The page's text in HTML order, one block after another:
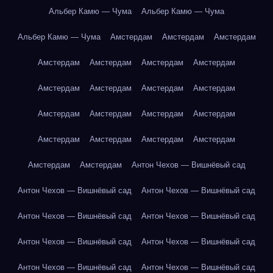
Альбер Камю — Чума Альбер Камю — Чума
Альбер Камю — Чума Амстердам Амстердам Амстердам
Амстердам Амстердам Амстердам Амстердам
Амстердам Амстердам Амстердам Амстердам
Амстердам Амстердам Амстердам Амстердам
Амстердам Амстердам Амстердам Амстердам
Амстердам Амстердам Антон Чехов — Вишнёвый сад
Антон Чехов — Вишнёвый сад Антон Чехов — Вишнёвый сад
Антон Чехов — Вишнёвый сад Антон Чехов — Вишнёвый сад
Антон Чехов — Вишнёвый сад Антон Чехов — Вишнёвый сад
Антон Чехов — Вишнёвый сад Антон Чехов — Вишнёвый сад